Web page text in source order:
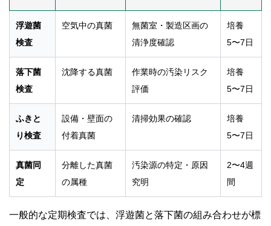
浮遊菌
検査
空気中の真菌
無菌室・製造区画の
清浄度確認
培養
5〜7日
落下菌
検査
沈降する真菌
作業時の汚染リスク
評価
培養
5〜7日
ふきと
り検査
設備・壁面の
付着真菌
清掃効果の確認
培養
5〜7日
真菌同
定
分離した真菌
の属種
汚染源の特定・原因
究明
2〜4週
間
一般的な定期検査では、浮遊菌と落下菌の組み合わせが標